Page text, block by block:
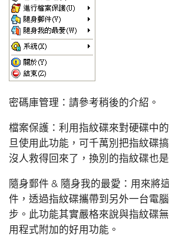
密碼庫管理：請參考稍後的介紹。
檔案保護：利用指紋碟來對硬碟中
旦使用此功能，可千萬別把指紋碟
沒人救得回來了，換別的指紋碟也
隨身郵件 & 隨身我的最愛：用來將
件，透過指紋碟攜帶到另外一台電
步。此功能其實嚴格來說與指紋碟
用程式附加的好用功能。